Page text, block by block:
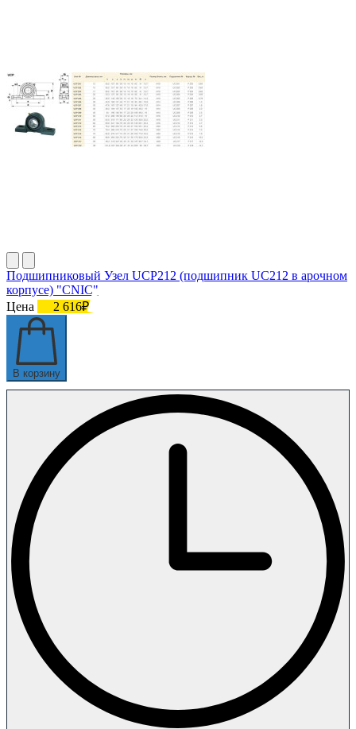
Подшипниковый Узел UCP212 (подшипник UC212 в арочном
корпусе) "CNIC"
Цена
2 616₽
В корзину